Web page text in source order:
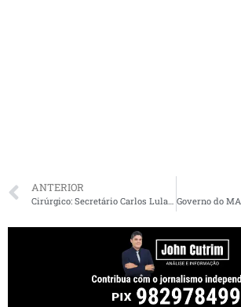
ANTERIOR
Cirúrgico: Secretário Carlos Lula desmente fake sobre novo coronavírus no Maranhão